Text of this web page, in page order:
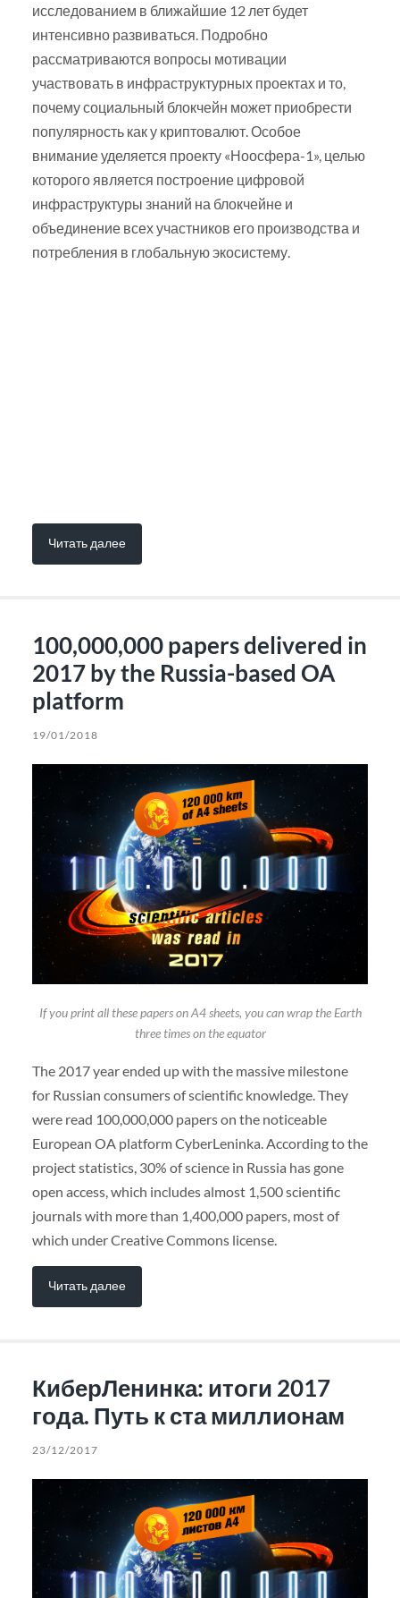
исследованием в ближайшие 12 лет будет
интенсивно развиваться. Подробно
рассматриваются вопросы мотивации
участвовать в инфраструктурных проектах и то,
почему социальный блокчейн может приобрести
популярность как у криптовалют. Особое
внимание уделяется проекту «Ноосфера-1», целью
которого является построение цифровой
инфраструктуры знаний на блокчейне и
объединение всех участников его производства и
потребления в глобальную экосистему.
Читать далее
100,000,000 papers delivered in
2017 by the Russia-based OA
platform
19/01/2018
If you print all these papers on A4 sheets, you can wrap the Earth
three times on the equator
The 2017 year ended up with the massive milestone
for Russian consumers of scientific knowledge. They
were read 100,000,000 papers on the noticeable
European OA platform CyberLeninka. According to the
project statistics, 30% of science in Russia has gone
open access, which includes almost 1,500 scientific
journals with more than 1,400,000 papers, most of
which under Creative Commons license.
Читать далее
КиберЛенинка: итоги 2017
года. Путь к ста миллионам
23/12/2017